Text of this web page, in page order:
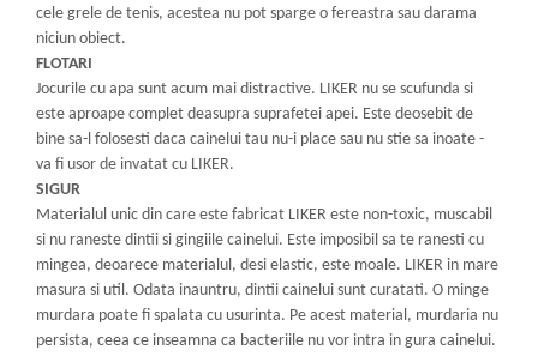
cele grele de tenis, acestea nu pot sparge o fereastra sau darama
niciun obiect.
FLOTARI
Jocurile cu apa sunt acum mai distractive. LIKER nu se scufunda si
este aproape complet deasupra suprafetei apei. Este deosebit de
bine sa-l folosesti daca cainelui tau nu-i place sau nu stie sa inoate -
va fi usor de invatat cu LIKER.
SIGUR
Materialul unic din care este fabricat LIKER este non-toxic, muscabil
si nu raneste dintii si gingiile cainelui. Este imposibil sa te ranesti cu
mingea, deoarece materialul, desi elastic, este moale. LIKER in mare
masura si util. Odata inauntru, dintii cainelui sunt curatati. O minge
murdara poate fi spalata cu usurinta. Pe acest material, murdaria nu
persista, ceea ce inseamna ca bacteriile nu vor intra in gura cainelui.